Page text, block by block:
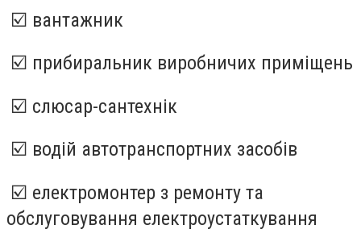
☑️ вантажник
☑️ прибиральник виробничих приміщень
☑️ слюсар-сантехнік
☑️ водій автотранспортних засобів
☑️ електромонтер з ремонту та
обслуговування електроустаткування